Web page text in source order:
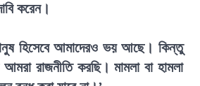
করেন।
হিসেবে আমাদেরও ভয় আছে। কিন্তু
রাজনীতি করছি। মামলা বা হামলা